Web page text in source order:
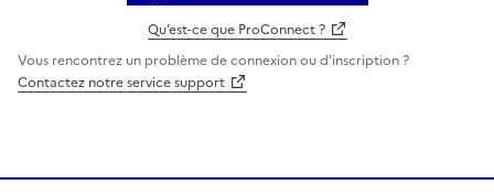
Qu’est-ce que ProConnect ?
Vous rencontrez un problème de connexion ou d'inscription ?
Contactez notre service support